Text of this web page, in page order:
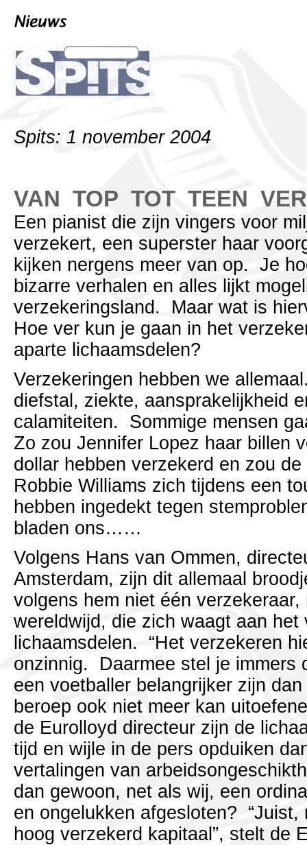
Spits: 1 november 2004
VAN TOP TOT TEEN
Een pianist die zijn vingers voor
verzekert, een superster haar
kijken nergens meer van op. Je
bizarre verhalen en alles lijkt
verzekeringsland. Maar wat is
Hoe ver kun je gaan in het
aparte lichaamsdelen?
Verzekeringen hebben we
diefstal, ziekte, aansprakelijkheid
calamiteiten. Sommige mensen
Zo zou Jennifer Lopez haar billen
dollar hebben verzekerd en zou
Robbie Williams zich tijdens een
hebben ingedekt tegen
bladen ons……
Volgens Hans van Ommen,
Amsterdam, zijn dit allemaal
volgens hem niet één
wereldwijd, die zich waagt aan het
lichaamsdelen. “Het verzekeren
onzinnig. Daarmee stel je immers
een voetballer belangrijker zijn
beroep ook niet meer kan
de Eurolloyd directeur zijn de
tijd en wijle in de pers opduiken
vertalingen van
dan gewoon, net als wij, een
en ongelukken afgesloten?
hoog verzekerd kapitaal”, stelt de